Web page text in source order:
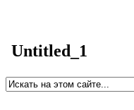
Untitled_1